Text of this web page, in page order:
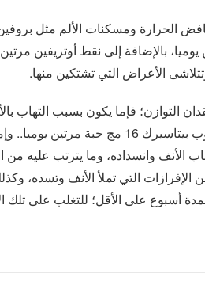
بالإضافة إلى نقط أوتريفين
الأعراض التي تشتكين منها.
التوازن؛ فإما يكون بسبب التهاب
يمكننا علاجه بحبوب بيتاسيرك
الأنف وانسداده، وما يترتب عليه من
أسبوع على الأقل؛ للتغلب على تلك